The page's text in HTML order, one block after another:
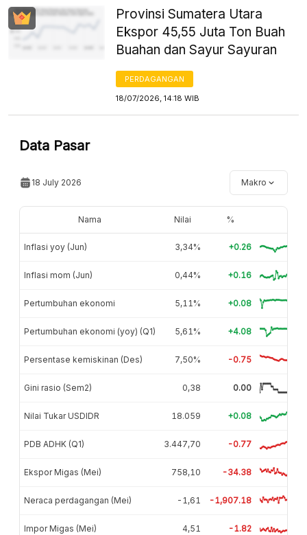
Provinsi Sumatera Utara
Ekspor 45,55 Juta Ton Buah
Buahan dan Sayur Sayuran
PERDAGANGAN
18/07/2026, 14:18 WIB
Data Pasar
18 July 2026 Makro
Nama Nilai %
Inflasi yoy (Jun) 3,34% +0.26
Inflasi mom (Jun) 0,44% +0.16
Pertumbuhan ekonomi 5,11% +0.08
Pertumbuhan ekonomi (yoy) (Q1) 5,61% +4.08
Persentase kemiskinan (Des) 7,50% -0.75
Gini rasio (Sem2) 0,38 0.00
Nilai Tukar USDIDR 18.059 +0.08
PDB ADHK (Q1) 3.447,70 -0.77
Ekspor Migas (Mei) 758,10 -34.38
Neraca perdagangan (Mei) -1,61 -1,907.18
Impor Migas (Mei) 4,51 -1.82